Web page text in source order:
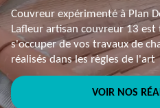
Couvreur expérimenté à Plan
Lafleur artisan couvreur 13
s'occuper de vos travaux de
réalisés dans les règles de l'art
VOIR NOS